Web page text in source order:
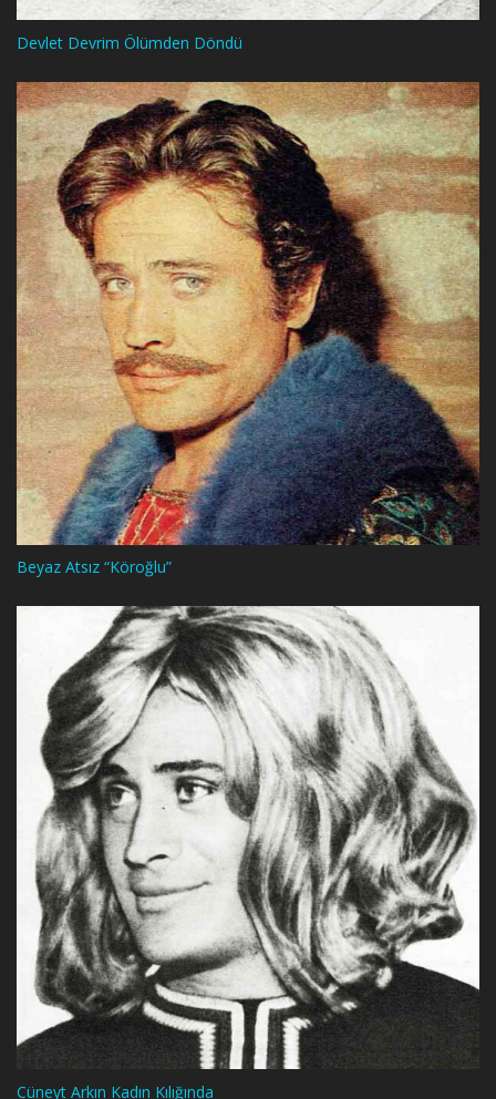
Devlet Devrim Ölümden Döndü
Beyaz Atsız “Köroğlu”
Cüneyt Arkın Kadın Kılığında